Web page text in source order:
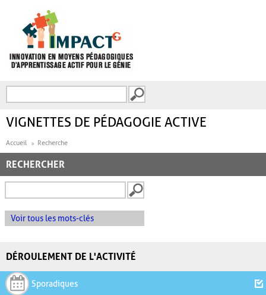
FORMULAIRE DE
VIGNETTES DE PÉDAGOGIE ACTIVE
Accueil Recherche
RECHERCHER
Voir tous les mots-clés
DÉROULEMENT DE L'ACTIVITÉ
Sporadiques